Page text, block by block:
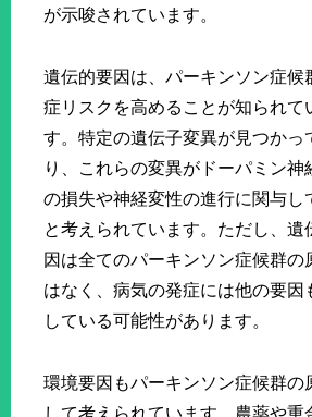
が示唆されています。
遺伝的要因は、パーキンソン症候
症リスクを高めることが知られて
す。特定の遺伝子変異が見つかっ
り、これらの変異がドーパミン神
の損失や神経変性の進行に関与し
と考えられています。ただし、遺
因は全てのパーキンソン症候群の
はなく、病気の発症には他の要因
している可能性があります。
環境要因もパーキンソン症候群の
して考えられています。農薬や重